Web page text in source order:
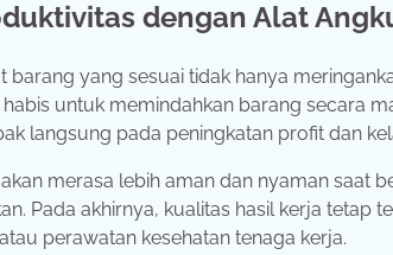
dengan Alat
barang yang sesuai tidak hanya
untuk memindahkan barang secara
langsung pada peningkatan profit dan
merasa lebih aman dan nyaman saat
Pada akhirnya, kualitas hasil kerja
perawatan kesehatan tenaga kerja.